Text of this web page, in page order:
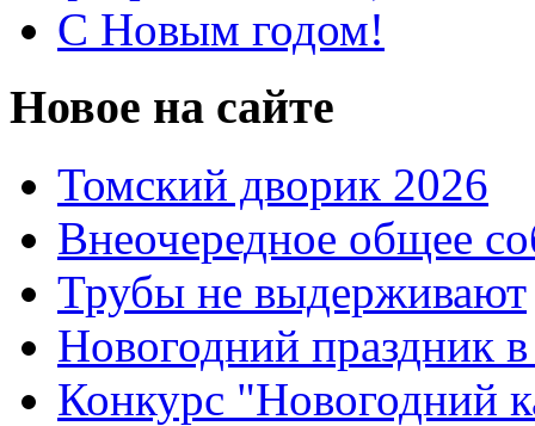
С Новым годом!
Новое на сайте
Томский дворик 2026
Внеочередное общее
Трубы не выдерживают
Новогодний праздник
Конкурс "Новогодний